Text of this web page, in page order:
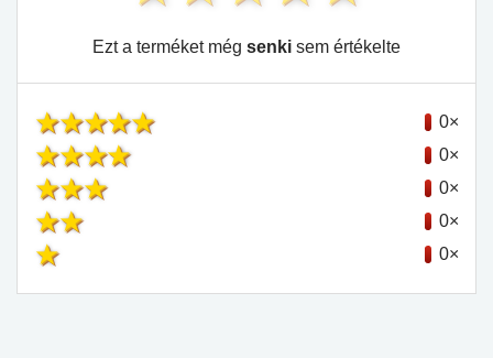
Ezt a terméket még senki sem értékelte
0×
0×
0×
0×
0×